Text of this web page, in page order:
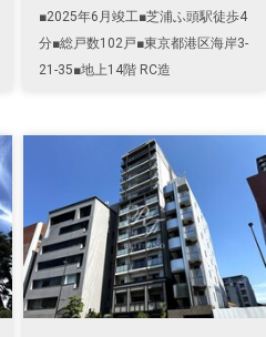
■2025年6月竣工■芝浦ふ頭駅徒歩4
分■総戸数102戸■東京都港区海岸3-
21-35■地上14階 RC造